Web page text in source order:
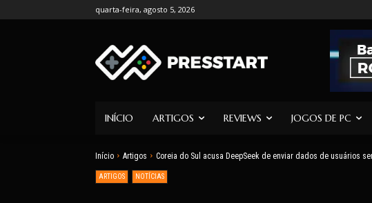
quarta-feira, agosto 5, 2026
INÍCIO ARTIGOS REVIEWS JOGOS DE PC
Início Artigos Coreia do Sul acusa DeepSeek de enviar dados de usuários
ARTIGOS NOTÍCIAS